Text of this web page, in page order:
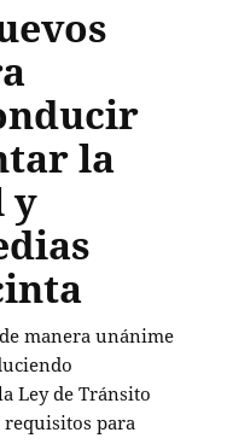
la
y
manera unánime
Ley de Tránsito
para